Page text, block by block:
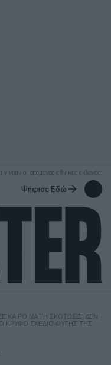
οι επόμενες εθνικές εκλογές;
Ψήφισε Εδώ
ΚΑΙΡΌ ΝΑ ΤΗ ΣΚΟΤΏΣΕΙ, ΔΕΝ
ΚΡΥΦΌ ΣΧΈΔΙΟ ΦΥΓΉΣ ΤΗΣ